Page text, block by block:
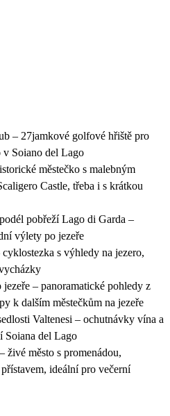
– 27jamkové golfové hřiště pro
Soiano del Lago
městečko s malebným
Castle, třeba i s krátkou
pobřeží Lago di Garda –
výlety po jezeře
s výhledy na jezero,
– panoramatické pohledy z
k dalším městečkům na jezeře
Valtenesi – ochutnávky vína a
Soiana del Lago
živé město s promenádou,
ideální pro večerní